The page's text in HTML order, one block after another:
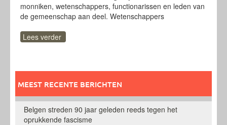
monniken, wetenschappers, functionarissen en leden van
de gemeenschap aan deel. Wetenschappers
Lees verder
MEEST RECENTE BERICHTEN
Belgen streden 90 jaar geleden reeds tegen het
oprukkende fascisme